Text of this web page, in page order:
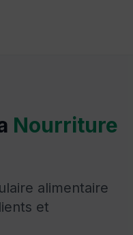
Nourriture
alimentaire
et